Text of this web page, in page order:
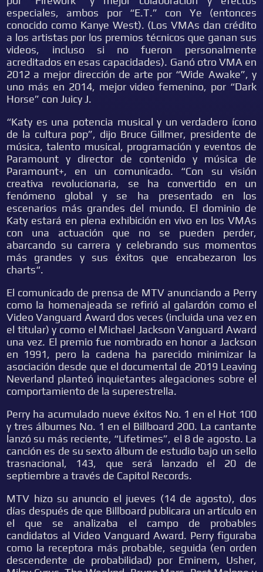
especiales, ambos por “E.T.” con Ye (entonces
conocido como Kanye West). (Los VMAs dan crédito
a los artistas por los premios técnicos que ganan sus
videos, incluso si no fueron personalmente
acreditados en esas capacidades). Ganó otro VMA en
2012 a mejor dirección de arte por “Wide Awake”, y
uno más en 2014, mejor video femenino, por “Dark
Horse” con Juicy J.
“Katy es una potencia musical y un verdadero ícono
de la cultura pop”, dijo Bruce Gillmer, presidente de
música, talento musical, programación y eventos de
Paramount y director de contenido y música de
Paramount+, en un comunicado. “Con su visión
creativa revolucionaria, se ha convertido en un
fenómeno global y se ha presentado en los
escenarios más grandes del mundo. El dominio de
Katy estará en plena exhibición en vivo en los VMAs
con una actuación que no se pueden perder,
abarcando su carrera y celebrando sus momentos
más grandes y sus éxitos que encabezaron los
charts“.
El comunicado de prensa de MTV anunciando a Perry
como la homenajeada se refirió al galardón como el
Video Vanguard Award dos veces (incluida una vez en
el titular) y como el Michael Jackson Vanguard Award
una vez. El premio fue nombrado en honor a Jackson
en 1991, pero la cadena ha parecido minimizar la
asociación desde que el documental de 2019 Leaving
Neverland planteó inquietantes alegaciones sobre el
comportamiento de la superestrella.
Perry ha acumulado nueve éxitos No. 1 en el Hot 100
y tres álbumes No. 1 en el Billboard 200. La cantante
lanzó su más reciente, “Lifetimes”, el 8 de agosto. La
canción es de su sexto álbum de estudio bajo un sello
trasnacional, 143, que será lanzado el 20 de
septiembre a través de Capitol Records.
MTV hizo su anuncio el jueves (14 de agosto), dos
días después de que Billboard publicara un artículo en
el que se analizaba el campo de probables
candidatos al Video Vanguard Award. Perry figuraba
como la receptora más probable, seguida (en orden
descendente de probabilidad) por Eminem, Usher,